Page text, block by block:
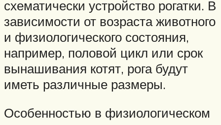
схематически устройство рогатки. В
зависимости от возраста животного
и физиологического состояния,
например, половой цикл или срок
вынашивания котят, рога будут
иметь различные размеры.
Особенностью в физиологическом